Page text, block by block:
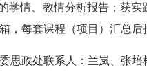
学情、教情分析报告；获
，每套课程（项目）汇总后
政处联系人：兰岚、张培榕